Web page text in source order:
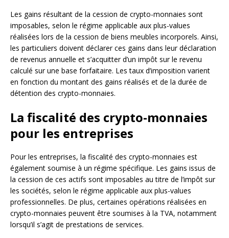
Les gains résultant de la cession de crypto-monnaies sont
imposables, selon le régime applicable aux plus-values
réalisées lors de la cession de biens meubles incorporels. Ainsi,
les particuliers doivent déclarer ces gains dans leur déclaration
de revenus annuelle et s’acquitter d’un impôt sur le revenu
calculé sur une base forfaitaire. Les taux d’imposition varient
en fonction du montant des gains réalisés et de la durée de
détention des crypto-monnaies.
La fiscalité des crypto-monnaies
pour les entreprises
Pour les entreprises, la fiscalité des crypto-monnaies est
également soumise à un régime spécifique. Les gains issus de
la cession de ces actifs sont imposables au titre de l’impôt sur
les sociétés, selon le régime applicable aux plus-values
professionnelles. De plus, certaines opérations réalisées en
crypto-monnaies peuvent être soumises à la TVA, notamment
lorsqu’il s’agit de prestations de services.